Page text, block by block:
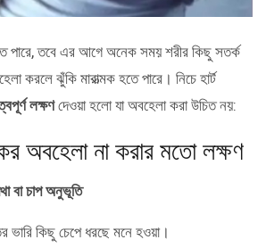
পারে, তবে এর আগে অনেক সময় শরীর কিছু সতর্ক
করলে ঝুঁকি মারাত্মক হতে পারে। নিচে হার্ট
লক্ষণদেওয়া হলো যা অবহেলা করা উচিত নয়:
অবহেলা না করার মতো লক্ষণ
বা চাপ অনুভূতি
ভারি কিছু চেপে ধরছে মনে হওয়া।